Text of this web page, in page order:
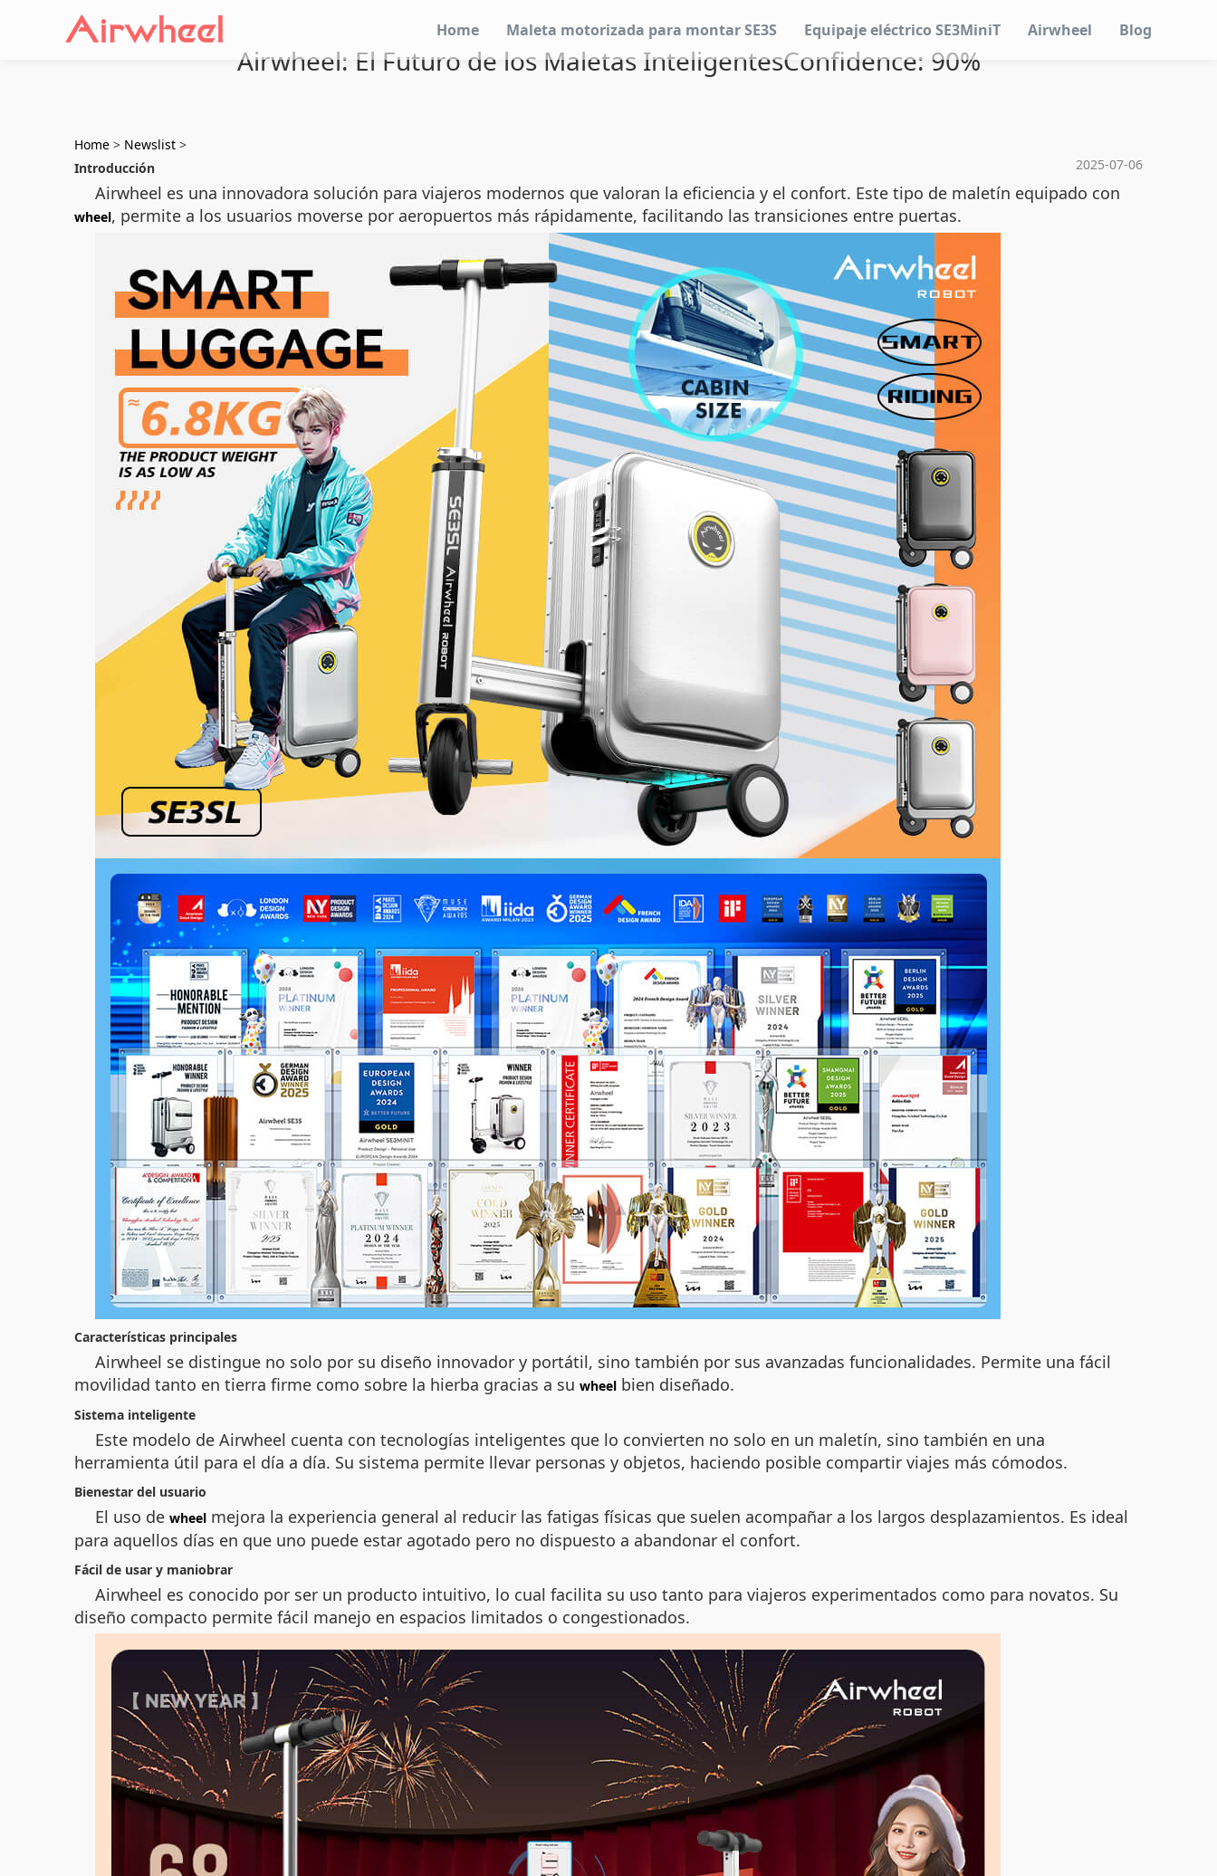
Home Maleta motorizada para montar SE3S Equipaje eléctrico SE3MiniT Airwheel Blog
Airwheel: El Futuro de los Maletas InteligentesConfidence: 90%
Home > Newslist >
2025-07-06
Introducción
Airwheel es una innovadora solución para viajeros modernos que valoran la eficiencia y el confort. Este tipo de maletín equipado con
wheel, permite a los usuarios moverse por aeropuertos más rápidamente, facilitando las transiciones entre puertas.
Características principales
Airwheel se distingue no solo por su diseño innovador y portátil, sino también por sus avanzadas funcionalidades. Permite una fácil
movilidad tanto en tierra firme como sobre la hierba gracias a su wheel bien diseñado.
Sistema inteligente
Este modelo de Airwheel cuenta con tecnologías inteligentes que lo convierten no solo en un maletín, sino también en una
herramienta útil para el día a día. Su sistema permite llevar personas y objetos, haciendo posible compartir viajes más cómodos.
Bienestar del usuario
El uso de wheel mejora la experiencia general al reducir las fatigas físicas que suelen acompañar a los largos desplazamientos. Es ideal
para aquellos días en que uno puede estar agotado pero no dispuesto a abandonar el confort.
Fácil de usar y maniobrar
Airwheel es conocido por ser un producto intuitivo, lo cual facilita su uso tanto para viajeros experimentados como para novatos. Su
diseño compacto permite fácil manejo en espacios limitados o congestionados.